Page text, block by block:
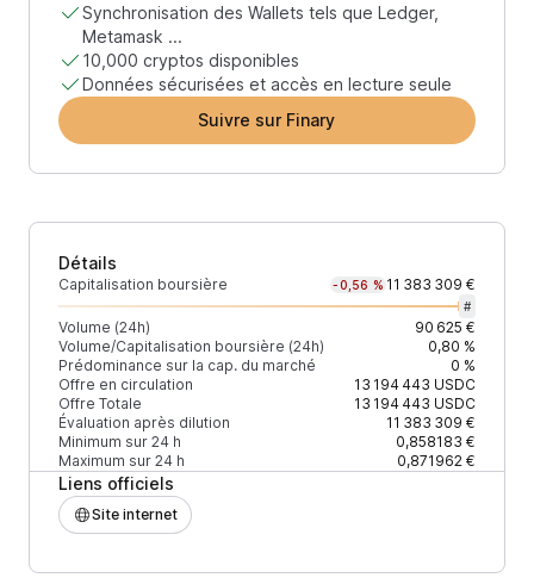
Synchronisation des Wallets tels que Ledger,
Metamask ...
10,000 cryptos disponibles
Données sécurisées et accès en lecture seule
Suivre sur Finary
Détails
Capitalisation boursière -0,56 % 11 383 309 €
#
Volume (24h)
90 625 €
Volume/Capitalisation boursière (24h)
0,80 %
Prédominance sur la cap. du marché
0 %
Offre en circulation
13 194 443 USDC
Offre Totale
13 194 443 USDC
Évaluation après dilution
11 383 309 €
Minimum sur 24 h
0,858183 €
Maximum sur 24 h
0,871962 €
Liens officiels
Site internet